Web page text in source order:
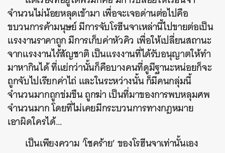
จำนวนไม่น้อยหลุดเข้ามา เพื่อจะเจอด่านต่อไปคือ
ขบวนการค้ามนุษย์ มีการจับโรฮีนจาเหล่านี้ไปขายต่อเป็น
แรงงานราคาถูก มีการเก็บค่าหัวคิว เพื่อให้เปลี่ยนสถานะ
จากแรงงานไร้สัญชาติ เป็นแรงงานที่ได้รับอนุญาตให้ทำ
มาหากินได้ ที่แย่กว่านั้นก็คือบางคนที่ดูมีฐานะหน่อยก็จะ
ถูกจับไปเรียกค่าไถ่ และในระหว่างนั้น ก็มีคนกลุ่มนี้
จำนวนมากถูกข่มขืน ถูกฆ่า เป็นที่มาของการพบหลุมศพ
จำนวนมาก โดยที่ไม่เคยมีกระบวนการทางกฎหมาย
เอาผิดใครได้…
เป็นเพียงความ ‘โชคร้าย’ ของโรฮีนจาเท่านั้นเอง